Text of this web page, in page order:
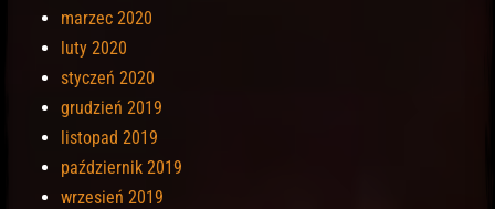
marzec 2020
luty 2020
styczeń 2020
grudzień 2019
listopad 2019
październik 2019
wrzesień 2019